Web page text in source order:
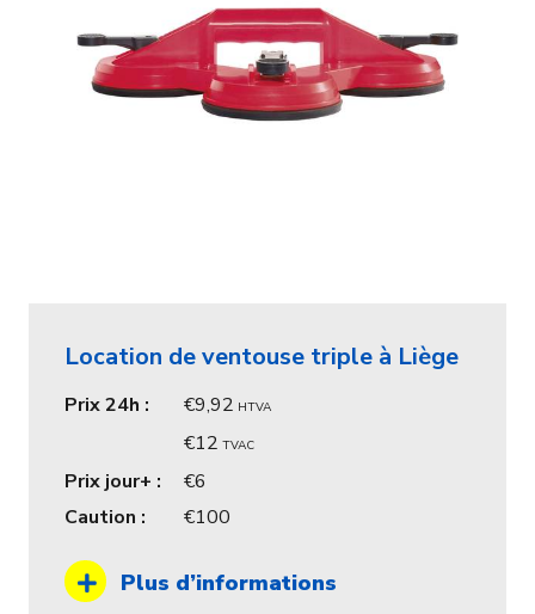
Location de ventouse triple à Liège
Prix 24h : 9,92 HTVA
12 TVAC
Prix jour+ :
6
Caution :
100
Plus d’informations